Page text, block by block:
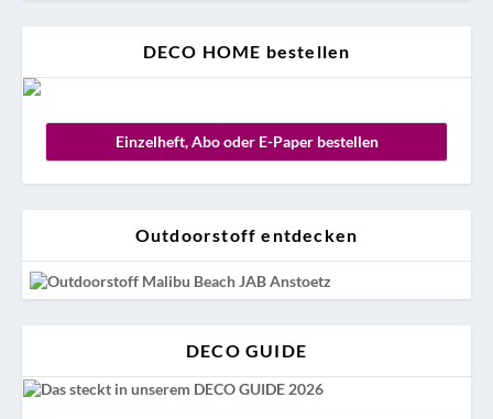
DECO HOME bestellen
Einzelheft, Abo oder E-Paper bestellen
Outdoorstoff entdecken
DECO GUIDE